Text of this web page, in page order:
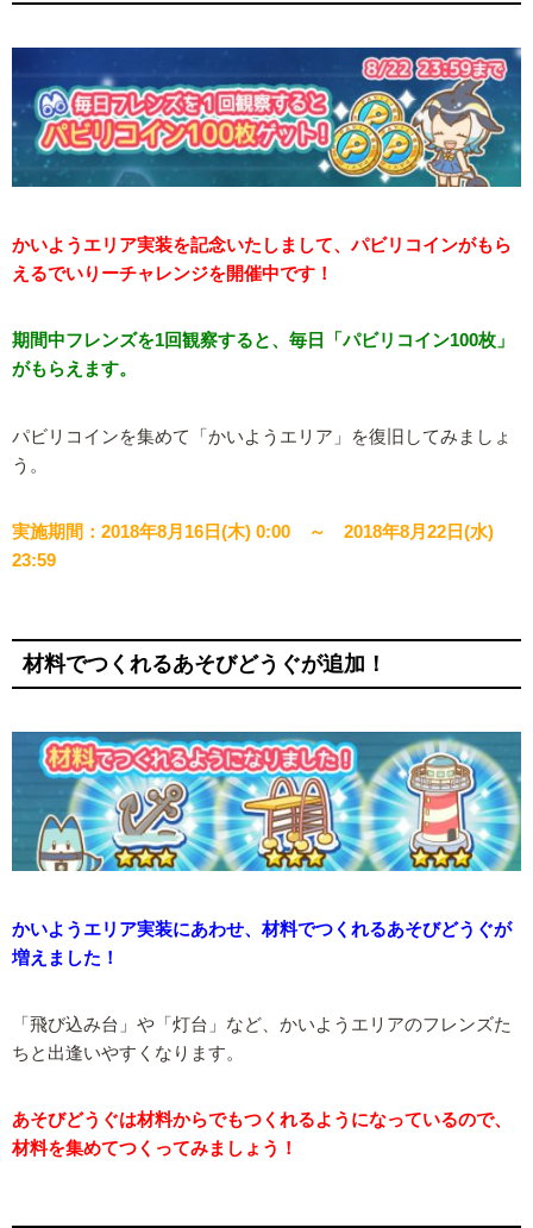
かいようエリア実装を記念いたしまして、パビリコインがもら
えるでいりーチャレンジを開催中です！
期間中フレンズを1回観察すると、毎日「パビリコイン100枚」
がもらえます。
パビリコインを集めて「かいようエリア」を復旧してみましょ
う。
実施期間：2018年8月16日(木) 0:00 ～ 2018年8月22日(水)
23:59
材料でつくれるあそびどうぐが追加！
かいようエリア実装にあわせ、材料でつくれるあそびどうぐが
増えました！
「飛び込み台」や「灯台」など、かいようエリアのフレンズた
ちと出逢いやすくなります。
あそびどうぐは材料からでもつくれるようになっているので、
材料を集めてつくってみましょう！